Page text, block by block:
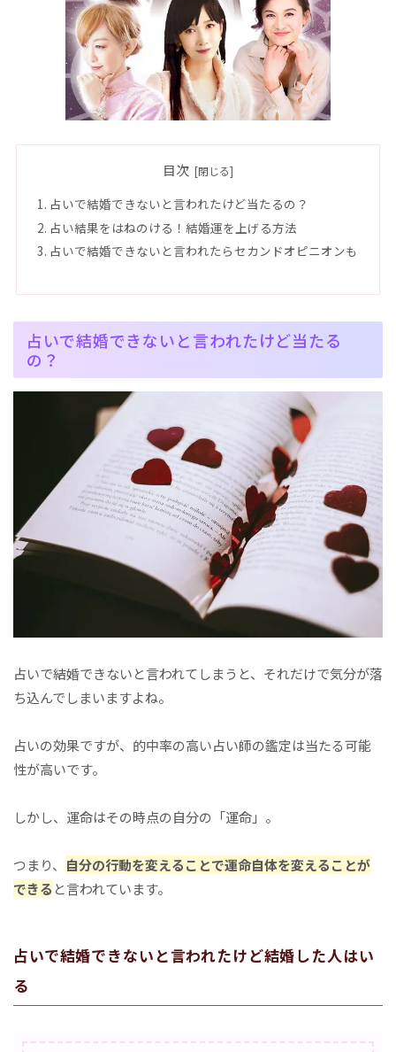
目次
占いで結婚できないと言われたけど当たるの？
占い結果をはねのける！結婚運を上げる方法
占いで結婚できないと言われたらセカンドオピニオンも
占いで結婚できないと言われたけど当たる
の？
占いで結婚できないと言われてしまうと、それだけで気分が落
ち込んでしまいますよね。
占いの効果ですが、的中率の高い占い師の鑑定は当たる可能
性が高いです。
しかし、運命はその時点の自分の「運命」。
つまり、 自分の行動を変えることで運命自体を変えることが
できる と言われています。
占いで結婚できないと言われたけど結婚した人はい
る